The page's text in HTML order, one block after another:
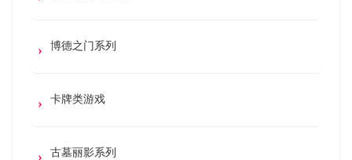
博德之门系列
卡牌类游戏
古墓丽影系列